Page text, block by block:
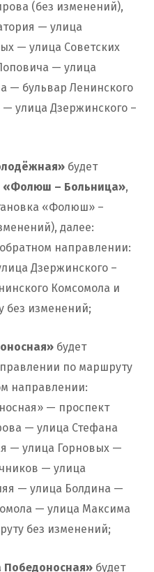
(без изменений),
— улица
— улица Советских
— улица
— бульвар Ленинского
улица Дзержинского –
будет
– Больница»,
«Фолюш» –
далее:
направлении:
Дзержинского –
Комсомола и
без изменений;
будет
по маршруту
направлении:
— проспект
— улица Стефана
— улица Горновых —
— улица
— улица Болдина —
— улица Максима
без изменений;
Победоносная» будет